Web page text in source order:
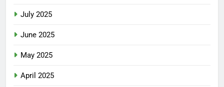
July 2025
June 2025
May 2025
April 2025